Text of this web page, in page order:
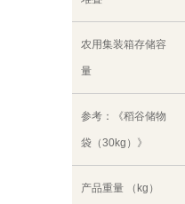
农用集装箱存储容
量
参考：《稻谷储物
袋（30kg）》
产品重量 （kg）